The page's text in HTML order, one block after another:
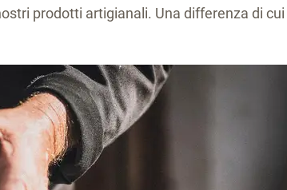
prodotti artigianali. Una differenza di cui